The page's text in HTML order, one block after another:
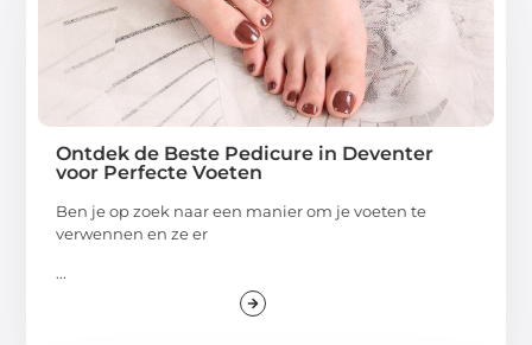
Ontdek de Beste Pedicure in Deventer
voor Perfecte Voeten
Ben je op zoek naar een manier om je voeten te
verwennen en ze er
...